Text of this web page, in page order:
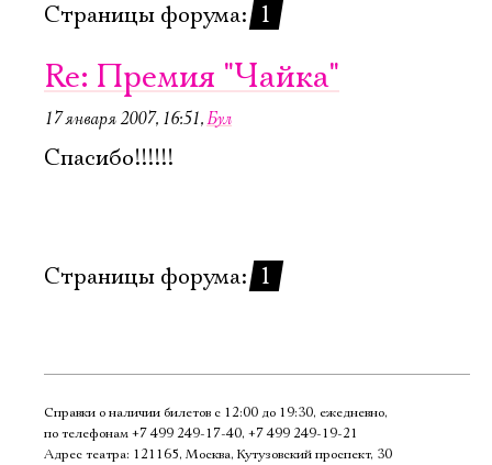
Страницы форума: 1
Re: Премия "Чайка"
17 января 2007, 16:51,Бул
Спасибо!!!!!!
Страницы форума: 1
Справки о наличии билетов с 12:00 до 19:30, ежедневно,
по телефонам +7 499 249‑17‑40, +7 499 249‑19‑21
Адрес театра: 121165, Москва, Кутузовский проспект, 30
Имя
Ознакомиться